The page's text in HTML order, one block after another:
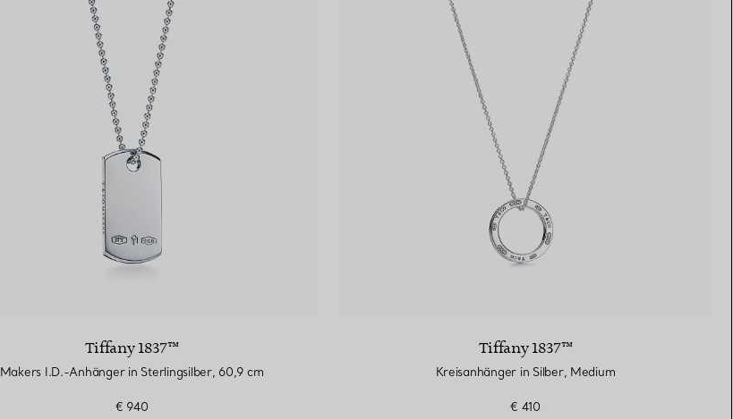
Tiffany 1837™
Makers I.D.-Anhänger in Sterlingsilber, 60,9 cm
€ 940
Tiffany 1837™
Kreisanhänger in Silber, Medium
€ 410